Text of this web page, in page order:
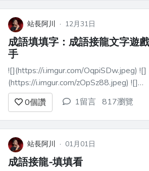
站長阿川 · 12月31日
成語填填字：成語接龍文字遊
手
![](https://i.imgur.com/OqpiSDw.jpeg) ![]
(https://i.imgur.com/zOpSz88.jpeg) ![]
(https://i.imgur.com/ad5k7Fh.jpeg) ![]
(https://i.imgur.com/CvaHW87.j...
0個讚 1留言 817瀏覽
站長阿川 · 01月01日
成語接龍-填填看